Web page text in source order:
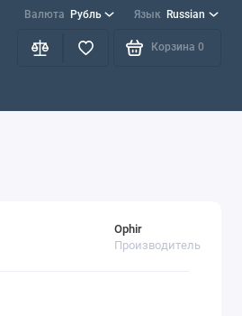
Валюта Рубль Язык Russian
Корзина 0
Ophir
Производитель